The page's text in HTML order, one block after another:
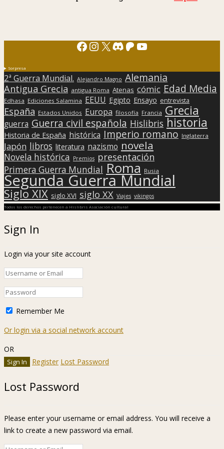
Facebook
Instagram
X Discord
Patreon
YouTube
Sorpresa
2ª Guerra Mundial. Alejandro Magno Alemania
Antigua Grecia antigua Roma Atenas cómic Edad Media
Edhasa Ediciones Salamina EEUU Egipto Ensayo entrevista
España Estados Unidos Europa filosofía Francia Grecia
guerra Guerra civil española Hislibris historia
Historia de España histórica Imperio romano Inglaterra
Japón libros literatura nazismo novela
Novela histórica Premios presentación
Primera Guerra Mundial Roma Rusia
Segunda Guerra Mundial
Siglo XIX siglo XVI siglo XX Viajes vikingos
Todos los derechos pertenecen a Hislibris Asociación cultural
Sign In
Login via your site account
Remember Me
Or login via a social network account
OR
Register Lost Password
Lost Password
Please enter your username or email address. You will receive a
link to create a new password via email.